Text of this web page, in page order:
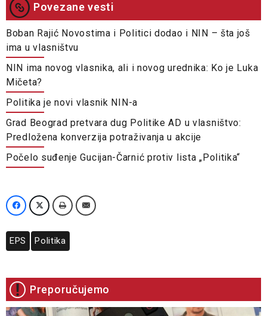
Povezane vesti
Boban Rajić Novostima i Politici dodao i NIN – šta još
ima u vlasništvu
NIN ima novog vlasnika, ali i novog urednika: Ko je Luka
Mičeta?
Politika je novi vlasnik NIN-a
Grad Beograd pretvara dug Politike AD u vlasništvo:
Predložena konverzija potraživanja u akcije
Počelo suđenje Gucijan-Čarnić protiv lista „Politika“
EPS Politika
Preporučujemo